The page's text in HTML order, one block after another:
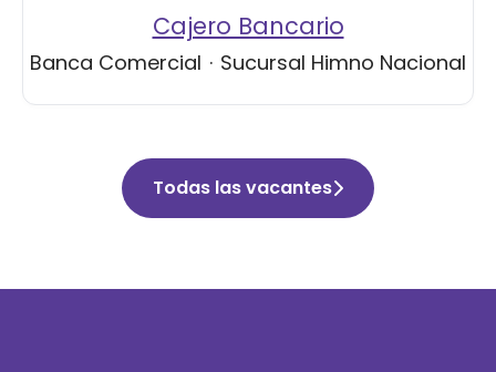
Cajero Bancario
Banca Comercial · Sucursal Himno Nacional
Todas las vacantes